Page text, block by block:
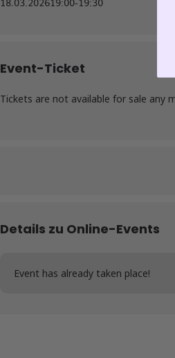
Event-Ticket
Tickets are not available for sale any
Details zu Online-Events
Event has already taken place!